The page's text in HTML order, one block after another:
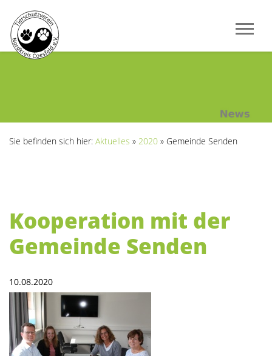
Sie befinden sich hier: Aktuelles » 2020 » Gemeinde Senden
Kooperation mit der
Gemeinde Senden
10.08.2020